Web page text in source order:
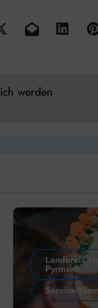
werden
Landkreis
Pyrmont
Service-